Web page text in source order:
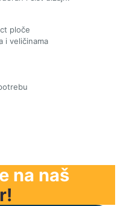
ploče
i veličinama
na naš